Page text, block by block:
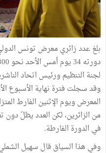
بلغ عدد زائري معرض تونس
لجنة التنظيم ورئيس اتحاد
وقد سجلت فترة نهاية الأسبوع
المعرض ويوم الإثنين الفارط
من الزائرين، لكن العدد يظلّ
في الدورة الفارطة.
وفي هذا السياق قال سهيل